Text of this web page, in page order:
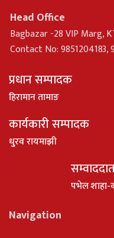
Head Office
Bagbazar -28 VIP Marg,
Contact No: 9851204183,
प्रधान सम्पादक
हिरामान तामाङ
कार्यकारी सम्पादक
धु्रव रायमाझी
पभेल शाहा-
Navigation